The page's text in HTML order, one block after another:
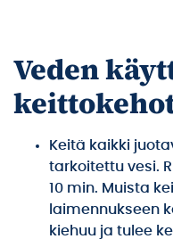
Veden
Keitä kaikki
tarkoitettu vesi.
10 min. Muista
laimennukseen
kiehuu ja tulee